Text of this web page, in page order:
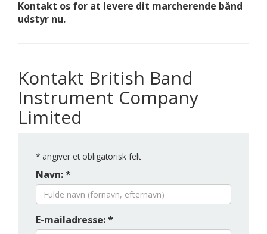
Kontakt os for at levere dit marcherende bånd
udstyr nu.
Kontakt British Band
Instrument Company
Limited
* angiver et obligatorisk felt
Navn: *
E-mailadresse: *